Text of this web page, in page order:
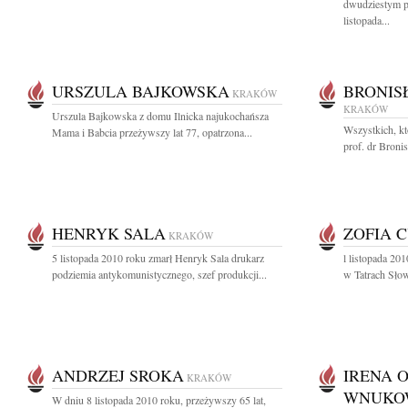
dwudziestym
listopada...
URSZULA BAJKOWSKA KRAKÓW
Urszula Bajkowska z domu Ilnicka najukochańsza
Mama i Babcia przeżywszy lat 77, opatrzona...
KRAKÓW
Wszystkich,
prof. dr
HENRYK SALA KRAKÓW
5 listopada 2010 roku zmarł Henryk Sala drukarz
podziemia antykomunistycznego, szef produkcji...
ZOFIA
l listopada
w Tatrach
ANDRZEJ SROKA KRAKÓW
W dniu 8 listopada 2010 roku, przeżywszy 65 lat,
IRENA